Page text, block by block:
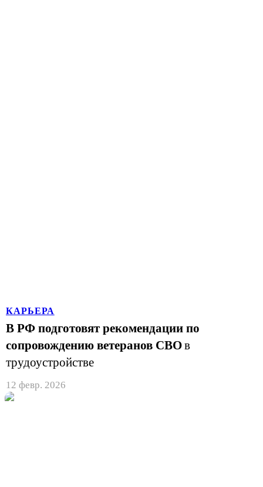
КАРЬЕРА
В РФ подготовят рекомендации по
сопровождению ветеранов СВОв
трудоустройстве
12 февр. 2026